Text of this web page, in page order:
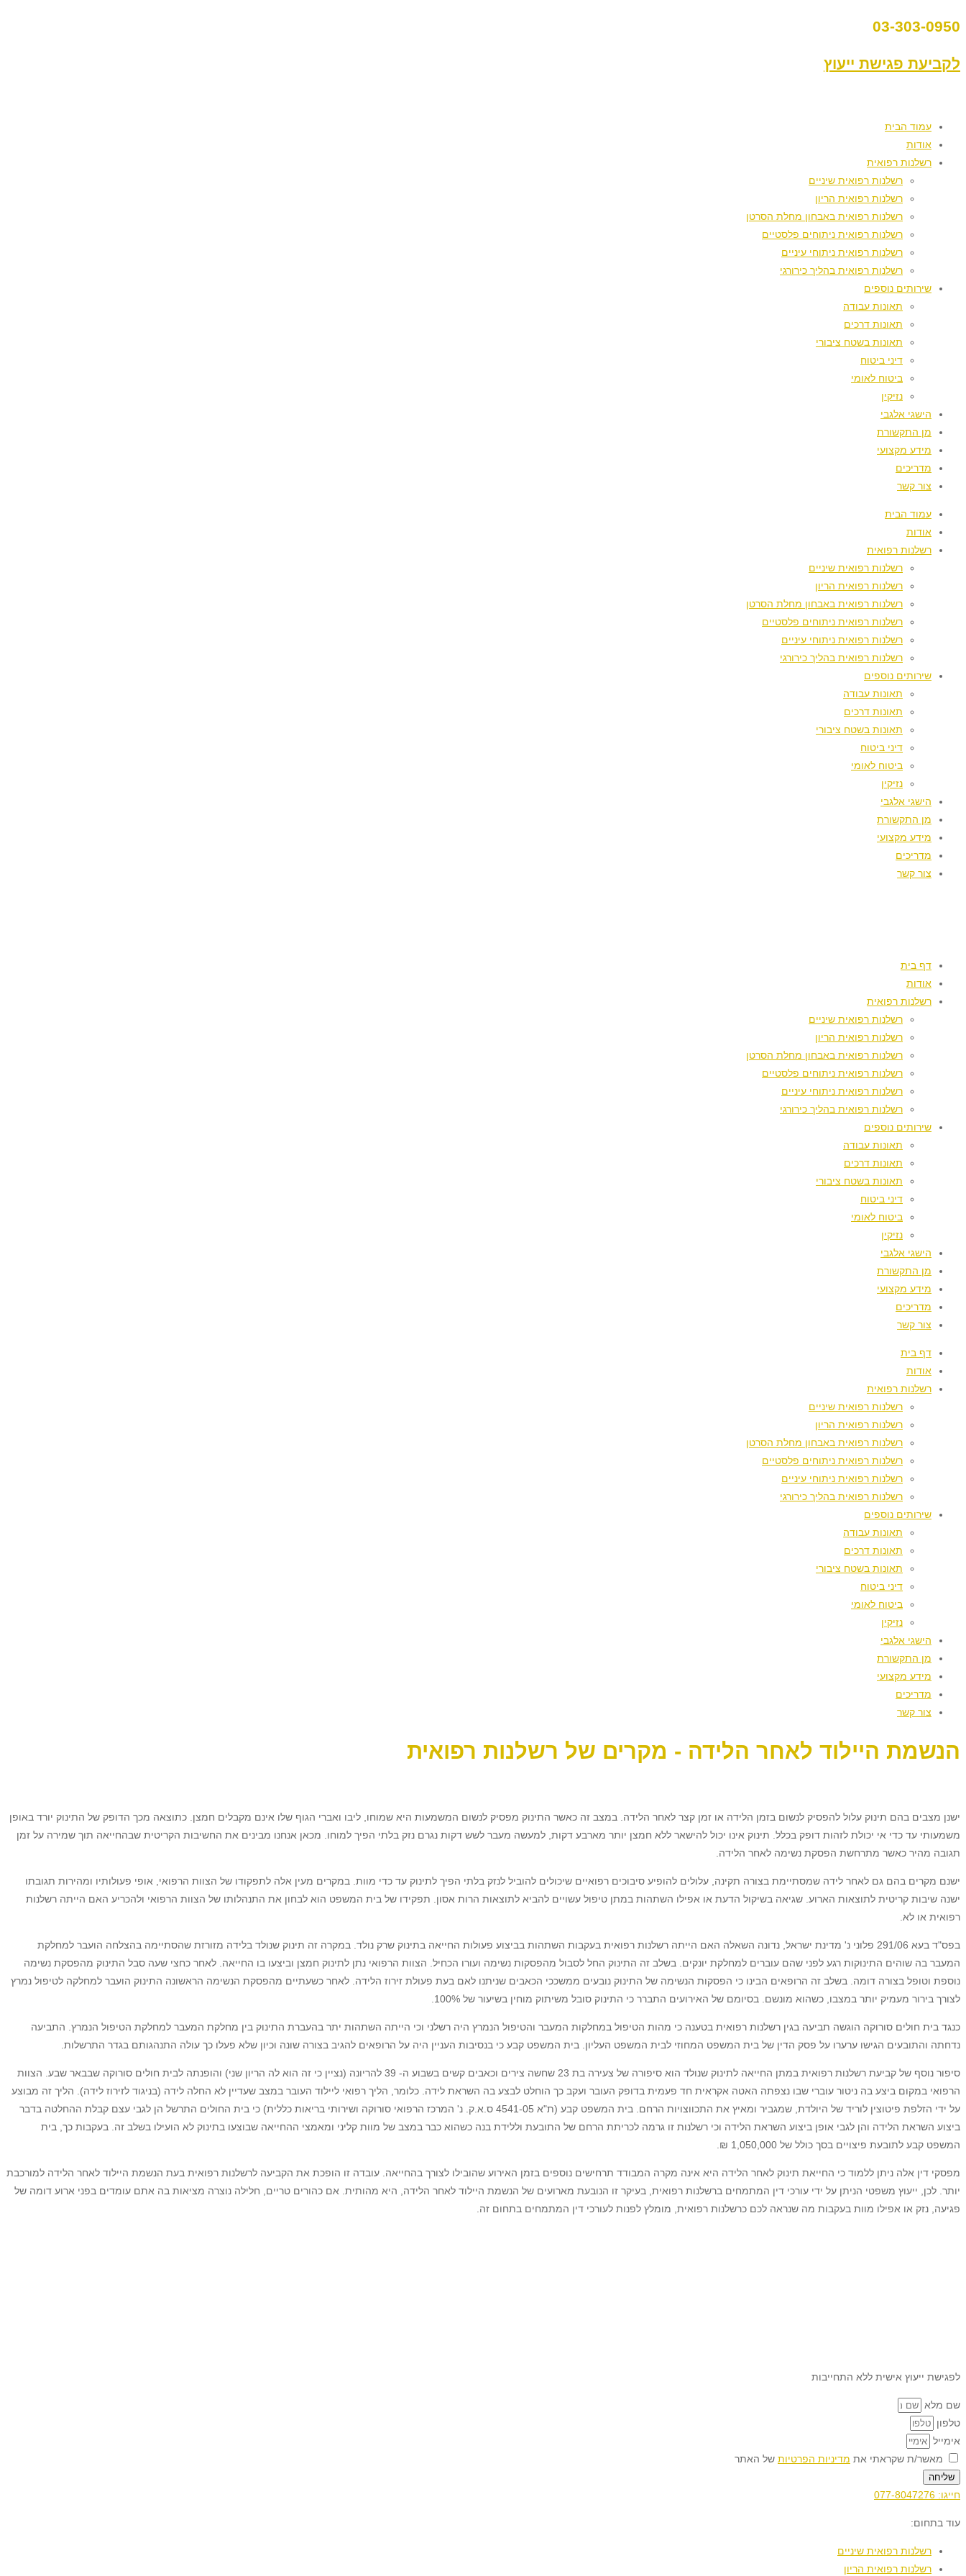
03-303-0950
לקביעת פגישת ייעוץ
עמוד הבית
אודות
רשלנות רפואית
רשלנות רפואית שיניים
רשלנות רפואית הריון
רשלנות רפואית באבחון מחלת הסרטן
רשלנות רפואית ניתוחים פלסטיים
רשלנות רפואית ניתוחי עיניים
רשלנות רפואית בהליך כירורגי
שירותים נוספים
תאונות עבודה
תאונות דרכים
תאונות בשטח ציבורי
דיני ביטוח
ביטוח לאומי
נזיקין
הישגי אלגבי
מן התקשורת
מידע מקצועי
מדריכים
צור קשר
עמוד הבית
אודות
רשלנות רפואית
רשלנות רפואית שיניים
רשלנות רפואית הריון
רשלנות רפואית באבחון מחלת הסרטן
רשלנות רפואית ניתוחים פלסטיים
רשלנות רפואית ניתוחי עיניים
רשלנות רפואית בהליך כירורגי
שירותים נוספים
תאונות עבודה
תאונות דרכים
תאונות בשטח ציבורי
דיני ביטוח
ביטוח לאומי
נזיקין
הישגי אלגבי
מן התקשורת
מידע מקצועי
מדריכים
צור קשר
דף בית
אודות
רשלנות רפואית
רשלנות רפואית שיניים
רשלנות רפואית הריון
רשלנות רפואית באבחון מחלת הסרטן
רשלנות רפואית ניתוחים פלסטיים
רשלנות רפואית ניתוחי עיניים
רשלנות רפואית בהליך כירורגי
שירותים נוספים
תאונות עבודה
תאונות דרכים
תאונות בשטח ציבורי
דיני ביטוח
ביטוח לאומי
נזיקין
הישגי אלגבי
מן התקשורת
מידע מקצועי
מדריכים
צור קשר
דף בית
אודות
רשלנות רפואית
רשלנות רפואית שיניים
רשלנות רפואית הריון
רשלנות רפואית באבחון מחלת הסרטן
רשלנות רפואית ניתוחים פלסטיים
רשלנות רפואית ניתוחי עיניים
רשלנות רפואית בהליך כירורגי
שירותים נוספים
תאונות עבודה
תאונות דרכים
תאונות בשטח ציבורי
דיני ביטוח
ביטוח לאומי
נזיקין
הישגי אלגבי
מן התקשורת
מידע מקצועי
מדריכים
צור קשר
הנשמת היילוד לאחר הלידה - מקרים של רשלנות רפואית
ישנן מצבים בהם תינוק עלול להפסיק לנשום בזמן הלידה או זמן קצר לאחר הלידה. במצב זה כאשר התינוק מפסיק לנשום המשמעות היא שמוחו, ליבו ואברי הגוף שלו אינם מקבלים חמצן. כתוצאה מכך הדופק של התינוק יורד באופן
משמעותי עד כדי אי יכולת לזהות דופק בכלל. תינוק אינו יכול להישאר ללא חמצן יותר מארבע דקות, למעשה מעבר לשש דקות נגרם נזק בלתי הפיך למוחו. מכאן אנחנו מבינים את החשיבות הקריטית שבהחייאה תוך שמירה על זמן
תגובה מהיר כאשר מתרחשת הפסקת נשימה לאחר הלידה.
ישנם מקרים בהם גם לאחר לידה שמסתיימת בצורה תקינה, עלולים להופיע סיבוכים רפואיים שיכולים להוביל לנזק בלתי הפיך לתינוק עד כדי מוות. במקרים מעין אלה לתפקודו של הצוות הרפואי, אופי פעולותיו ומהירות תגובתו
ישנה שיבות קריטית לתוצאות הארוע. שגיאה בשיקול הדעת או אפילו השתהות במתן טיפול עשויים להביא לתוצאות הרות אסון. תפקידו של בית המשפט הוא לבחון את התנהלותו של הצוות הרפואי ולהכריע האם הייתה רשלנות
רפואית או לא.
בפס"ד בעא 291/06 פלוני נ' מדינת ישראל, נדונה השאלה האם הייתה רשלנות רפואית בעקבות השתהות בביצוע פעולות החייאה בתינוק שרק נולד. במקרה זה תינוק שנולד בלידה מזורזת שהסתיימה בהצלחה הועבר למחלקת
המעבר בה שוהים התינוקות רגע לפני שהם עוברים למחלקת יונקים. בשלב זה התינוק החל לסבול מהפסקות נשימה ועורו הכחיל. הצוות הרפואי נתן לתינוק חמצן וביצעו בו החייאה. לאחר כחצי שעה סבל התינוק מהפסקת נשימה
נוספת וטופל בצורה דומה. בשלב זה הרופאים הבינו כי הפסקות הנשימה של התינוק נובעים ממשככי הכאבים שניתנו לאם בעת פעולת זירוז הלידה. לאחר כשעתיים מהפסקת הנשימה הראשונה התינוק הועבר למחלקה לטיפול נמרץ
לצורך בירור מעמיק יותר במצבו, כשהוא מונשם. בסיומם של האירועים התברר כי התינוק סובל משיתוק מוחין בשיעור של 100%.
כנגד בית חולים סורוקה הוגשה תביעה בגין רשלנות רפואית בטענה כי מהות הטיפול במחלקות המעבר והטיפול הנמרץ היה רשלני וכי הייתה השתהות יתר בהעברת התינוק בין מחלקת המעבר למחלקת הטיפול הנמרץ. התביעה
נדחתה והתובעים הגישו ערערו על פסק הדין של בית המשפט המחוזי לבית המשפט העליון. בית המשפט קבע כי בנסיבות העניין היה על הרופאים להגיב בצורה שונה וכיון שלא פעלו כך עולה התנהגותם בגדר התרשלות.
סיפור נוסף של קביעת רשלנות רפואית במתן החייאה לתינוק שנולד הוא סיפורה של צעירה בת 23 שחשה צירים וכאבים קשים בשבוע ה- 39 להריונה (נציין כי זה הוא לה הריון שני) והופנתה לבית חולים סורוקה שבבאר שבע. הצוות
הרפואי במקום ביצע בה ניטור עוברי שבו נצפתה האטה אקראית חד פעמית בדופק העובר ועקב כך הוחלט לבצע בה השראת לידה. כלומר, הליך רפואי ליילוד העובר במצב שעדיין לא החלה לידה (בניגוד לזירוז לידה). הליך זה מבוצע
על ידי הזלפת פיטוצין לוריד של היולדת, שמגביר ומאיץ את התכווצויות הרחם. בית המשפט קבע (ת"א 4541-05 ס.א.ק. נ' המרכז הרפואי סורוקה ושירותי בריאות כללית) כי בית החולים התרשל הן לגבי עצם קבלת ההחלטה בדבר
ביצוע השראת הלידה והן לגבי אופן ביצוע השראת הלידה וכי רשלנות זו גרמה לכריתת הרחם של התובעת וללידת בנה כשהוא כבר במצב של מוות קליני ומאמצי ההחייאה שבוצעו בתינוק לא הועילו בשלב זה. בעקבות כך, בית
המשפט קבע לתובעת פיצויים בסך כולל של 1,050,000 ₪.
מפסקי דין אלה ניתן ללמוד כי החייאת תינוק לאחר הלידה היא אינה מקרה המבודד תרחישים נוספים בזמן האירוע שהובילו לצורך בהחייאה. עובדה זו הופכת את הקביעה לרשלנות רפואית בעת הנשמת היילוד לאחר הלידה למורכבת
יותר. לכן, ייעוץ משפטי הניתן על ידי עורכי דין המתמחים ברשלנות רפואית, בעיקר זו הנובעת מארועים של הנשמת היילוד לאחר הלידה, היא מהותית. אם כהורים טריים, חלילה נוצרה מציאות בה אתם עומדים בפני ארוע דומה של
פגיעה, נזק או אפילו מוות בעקבות מה שנראה לכם כרשלנות רפואית, מומלץ לפנות לעורכי דין המתמחים בתחום זה.
לפגישת ייעוץ אישית ללא התחייבות
שם מלא
טלפון
אימייל
מאשר/ת שקראתי את מדיניות הפרטיות של האתר
שליחה
חייגו: 077-8047276
עוד בתחום:
רשלנות רפואית שיניים
רשלנות רפואית הריון